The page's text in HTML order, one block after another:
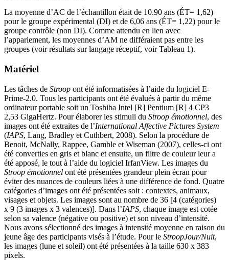
La moyenne d’AC de l’échantillon était de 10.90 ans (ÉT= 1,62)
pour le groupe expérimental (DI) et de 6,06 ans (ÉT= 1,22) pour le
groupe contrôle (non DI). Comme attendu en lien avec
l’appariement, les moyennes d’AM ne différaient pas entre les
groupes (voir résultats sur langage réceptif, voir Tableau 1).
Matériel
Les tâches de Stroop ont été informatisées à l’aide du logiciel E-
Prime-2.0. Tous les participants ont été évalués à partir du même
ordinateur portable soit un Toshiba Intel [R] Pentium [R] 4 CP3
2,53 GigaHertz. Pour élaborer les stimuli du Stroop émotionnel, des
images ont été extraites de l’International Affective Pictures System
(IAPS, Lang, Bradley et Cuthbert, 2008). Selon la procédure de
Benoit, McNally, Rappee, Gamble et Wiseman (2007), celles-ci ont
été converties en gris et blanc et ensuite, un filtre de couleur leur a
été apposé, le tout à l’aide du logiciel IrfanView. Les images du
Stroop émotionnel ont été présentées grandeur plein écran pour
éviter des nuances de couleurs liées à une différence de fond. Quatre
catégories d’images ont été présentées soit : contextes, animaux,
visages et objets. Les images sont au nombre de 36 [4 (catégories)
x 9 (3 images x 3 valences)]. Dans l’IAPS, chaque image est cotée
selon sa valence (négative ou positive) et son niveau d’intensité.
Nous avons sélectionné des images à intensité moyenne en raison du
jeune âge des participants visés à l’étude. Pour le StroopJour/Nuit,
les images (lune et soleil) ont été présentées à la taille 630 x 383
pixels.